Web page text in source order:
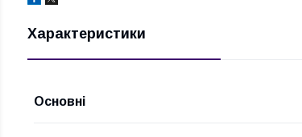
Характеристики
Основні